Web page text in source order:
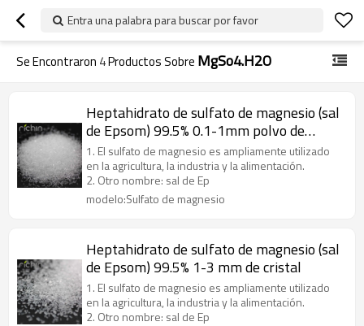
Entra una palabra para buscar por favor
Se Encontraron 4Productos Sobre MgSo4.H2O
Heptahidrato de sulfato de magnesio (sal
de Epsom) 99.5% 0.1-1mm polvo de
cristal
1. El sulfato de magnesio es ampliamente utilizado
en la agricultura, la industria y la alimentación.
2. Otro nombre: sal de Ep
modelo:Sulfato de magnesio
Heptahidrato de sulfato de magnesio (sal
de Epsom) 99.5% 1-3 mm de cristal
1. El sulfato de magnesio es ampliamente utilizado
en la agricultura, la industria y la alimentación.
2. Otro nombre: sal de Ep